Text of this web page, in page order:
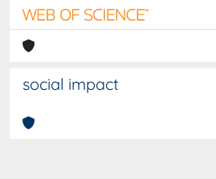
social impact